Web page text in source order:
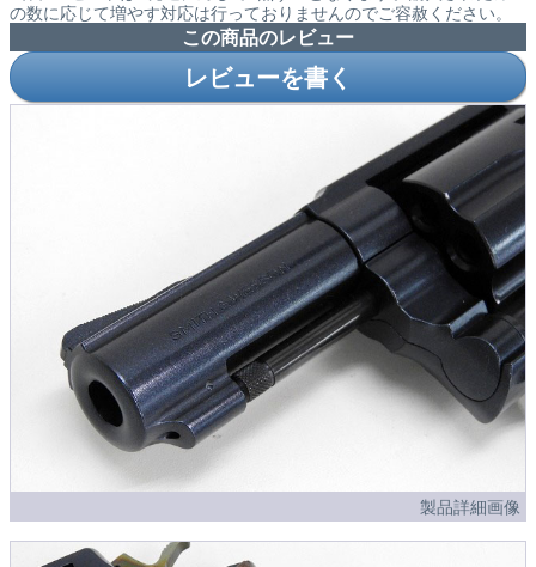
の数に応じて増やす対応は行っておりませんのでご容赦ください。
この商品のレビュー
レビューを書く
製品詳細画像